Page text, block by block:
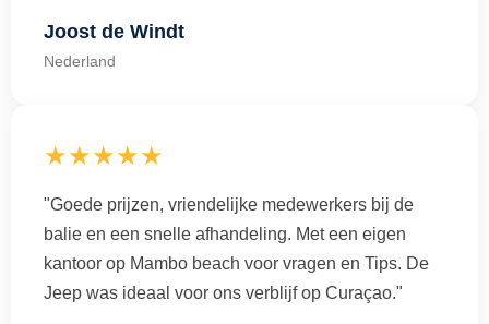
Joost de Windt
Nederland
★★★★★
"Goede prijzen, vriendelijke medewerkers bij de
balie en een snelle afhandeling. Met een eigen
kantoor op Mambo beach voor vragen en Tips. De
Jeep was ideaal voor ons verblijf op Curaçao."